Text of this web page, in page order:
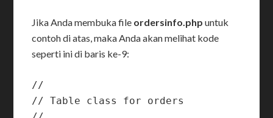
Jika Anda membuka file ordersinfo.php untuk
contoh di atas, maka Anda akan melihat kode
seperti ini di baris ke-9:
//
// Table class for orders